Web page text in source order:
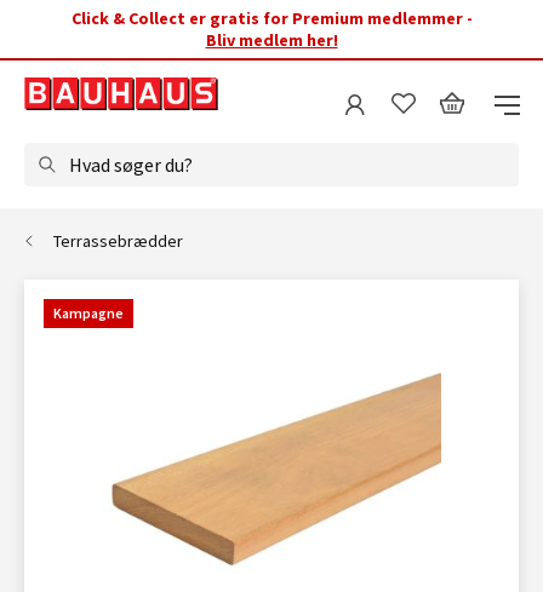
Click & Collect er gratis for Premium medlemmer -
Bliv medlem her!
Hvad søger du?
Terrassebrædder
Kampagne